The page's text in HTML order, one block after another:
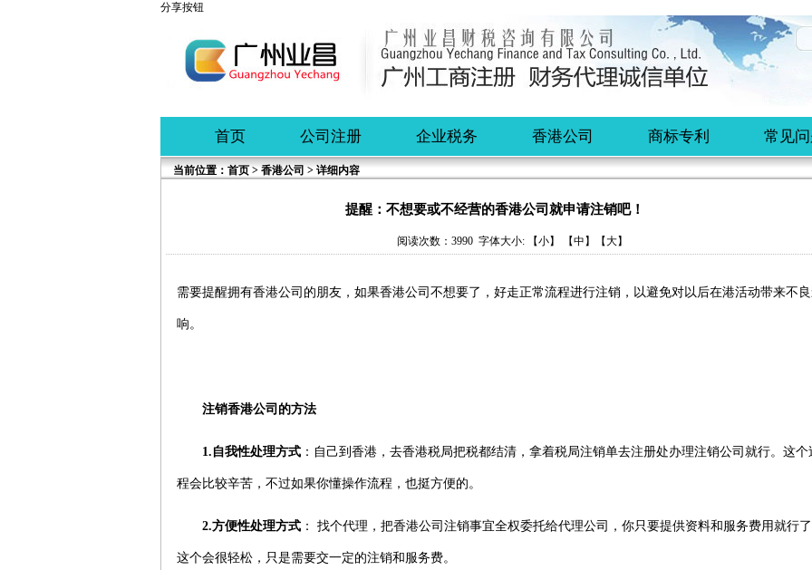
分享按钮
首页 公司注册 企业税务 香港公司 商标专利 常见
当前位置： 首页 > 香港公司 > 详细内容
提醒：不想要或不经营的香港公司就申请注销吧！
阅读次数：3990 字体大小: 【小】 【中 】【大】
需要提醒拥有香港公司 的朋友，如果香港公司 不想要了，好走正常流程进行注销，以避免对以后在港活动带来不
响。
注销香港公司 的方法
1. 自我性处理方式 ：自己到香港，去香港税局把税都结清，拿着税局注销单去注册处办理注销公司就行。这个
程会比较辛苦，不过如果你懂操作流程，也挺方便的。
2.方便性处理方式 ： 找个代理，把香港公司 注销事宜全权委托给代理公司，你只要提供资料和服务费用就行了
这个会很轻松，只是需要交一定的注销和服务费。